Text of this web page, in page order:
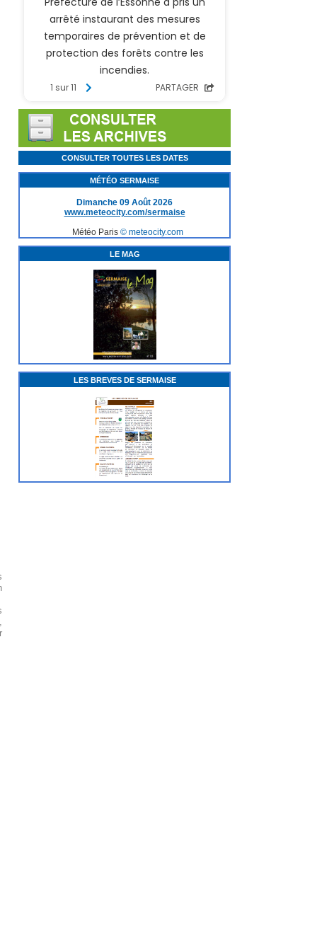
CONSULTER TOUTES LES DATES
MÉTÉO SERMAISE
Dimanche 09 Août 2026
www.meteocity.com/sermaise
Météo Paris© meteocity.com
LE MAG
LES BREVES DE SERMAISE